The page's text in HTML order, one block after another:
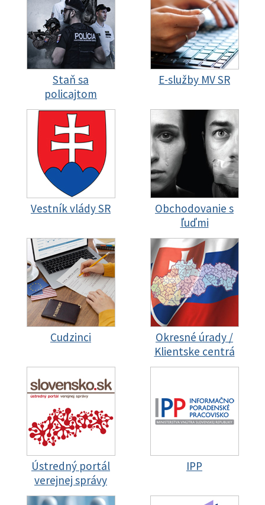
Staň sa
policajtom
E-služby MV SR
Vestník vlády SR
Obchodovanie s
ľuďmi
Cudzinci
Okresné úrady /
Klientske centrá
Ústredný portál
verejnej správy
IPP